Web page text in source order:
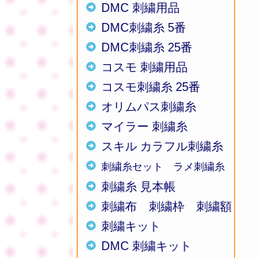
DMC 刺繍用品
DMC刺繍糸 5番
DMC刺繍糸 25番
コスモ 刺繍用品
コスモ刺繍糸 25番
オリムパス刺繍糸
マイラー 刺繍糸
スキル カラフル刺繍糸
刺繍糸セット ラメ刺繍糸
刺繍糸 見本帳
刺繍布
刺繍枠
刺繍額
刺繍キット
DMC 刺繍キット